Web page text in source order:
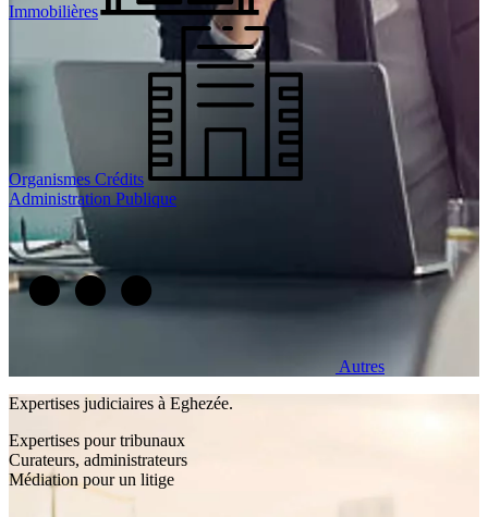
Immobilières
Organismes Crédits
Administration Publique
Autres
Expertises judiciaires à Eghezée.
Expertises pour tribunaux
Curateurs, administrateurs
Médiation pour un litige